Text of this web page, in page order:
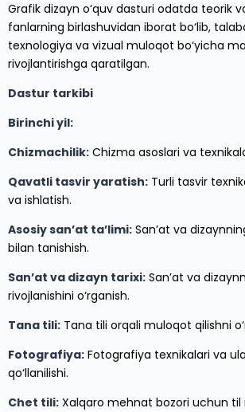
Grafik dizayn o‘quv dasturi odatda teorik
fanlarning birlashuvidan iborat bo‘lib,
texnologiya va vizual muloqot bo‘yicha
rivojlantirishga qaratilgan.
Dastur tarkibi
Birinchi yil:
Chizmachilik: Chizma asoslari va
Qavatli tasvir yaratish: Turli tasvir
va ishlatish.
Asosiy san’at ta’limi: San’at va
bilan tanishish.
San’at va dizayn tarixi: San’at va
rivojlanishini o‘rganish.
Tana tili: Tana tili orqali muloqot qilishni
Fotografiya: Fotografiya texnikalari va
qo‘llanilishi.
Chet tili: Xalqaro mehnat bozori uchun